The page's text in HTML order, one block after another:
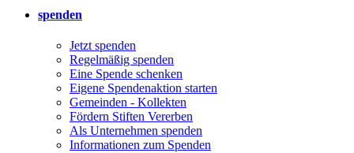
spenden
Jetzt spenden
Regelmäßig spenden
Eine Spende schenken
Eigene Spendenaktion starten
Gemeinden - Kollekten
Fördern Stiften Vererben
Als Unternehmen spenden
Informationen zum Spenden